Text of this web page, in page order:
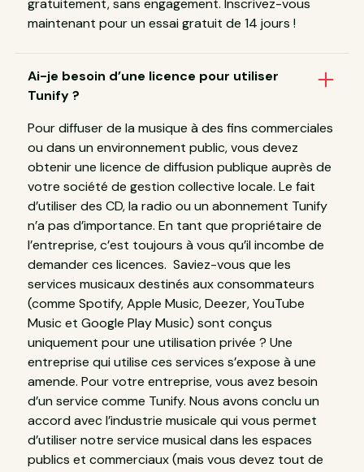
gratuitement, sans engagement. Inscrivez-vous
maintenant pour un essai gratuit de 14 jours !
Ai-je besoin d’une licence pour utiliser
Tunify ?
Pour diffuser de la musique à des fins commerciales
ou dans un environnement public, vous devez
obtenir une licence de diffusion publique auprès de
votre société de gestion collective locale. Le fait
d’utiliser des CD, la radio ou un abonnement Tunify
n’a pas d’importance. En tant que propriétaire de
l’entreprise, c’est toujours à vous qu’il incombe de
demander ces licences. Saviez-vous que les
services musicaux destinés aux consommateurs
(comme Spotify, Apple Music, Deezer, YouTube
Music et Google Play Music) sont conçus
uniquement pour une utilisation privée ? Une
entreprise qui utilise ces services s’expose à une
amende. Pour votre entreprise, vous avez besoin
d’un service comme Tunify. Nous avons conclu un
accord avec l’industrie musicale qui vous permet
d’utiliser notre service musical dans les espaces
publics et commerciaux (mais vous devez tout de